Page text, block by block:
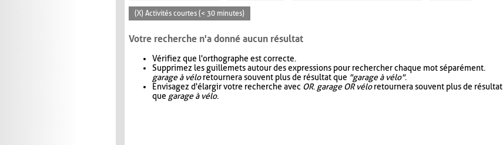
(X) Activités courtes (< 30 minutes)
Votre recherche n'a donné aucun résultat
Vérifiez que l'orthographe est correcte.
Supprimez les guillemets autour des expressions pour rechercher chaque mot séparément.
garage à véloretournera souvent plus de résultat que "garage à vélo".
Envisagez d'élargir votre recherche avec OR. garage OR véloretournera souvent plus de résultat
que garage à vélo.